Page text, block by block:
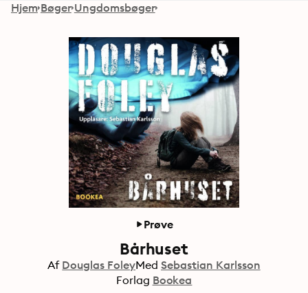
Hjem Bøger Ungdomsbøger
Prøve
Bårhuset
Af Douglas FoleyMed Sebastian Karlsson
Forlag Bookea